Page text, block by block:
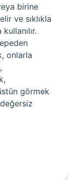
birine
ve sıklıkla
onlarla
görmek